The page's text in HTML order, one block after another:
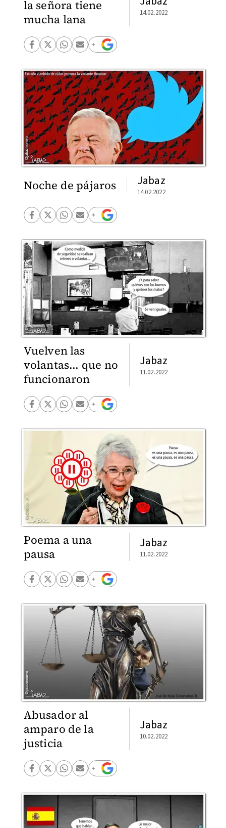
la señora tiene
mucha lana
14.02.2022
Noche de pájaros Jabaz
14.02.2022
Vuelven las
volantas... que no
funcionaron
Jabaz
11.02.2022
Poema a una
pausa
Jabaz
11.02.2022
Abusador al
amparo de la
justicia
Jabaz
10.02.2022